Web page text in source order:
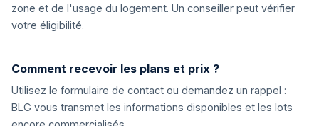
zone et de l'usage du logement. Un conseiller peut vérifier
votre éligibilité.
Comment recevoir les plans et prix ?
Utilisez le formulaire de contact ou demandez un rappel :
BLG vous transmet les informations disponibles et les lots